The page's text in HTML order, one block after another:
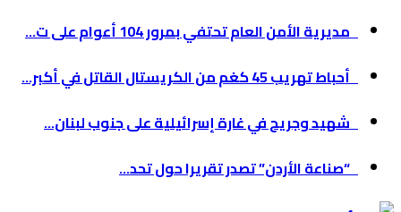
مديرية الأمن العام تحتفي بمرور 104 أعوام على ت...
أحباط تهريب 45 كغم من الكريستال القاتل في أكبر...
شهيد وجريح في غارة إسرائيلية على جنوب لبنان...
“صناعة الأردن” تصدر تقريرا حول تحد...